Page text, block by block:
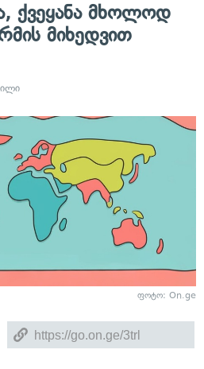
ქვეყანა მხოლოდ
მიხედვით
ფოტო: On.ge